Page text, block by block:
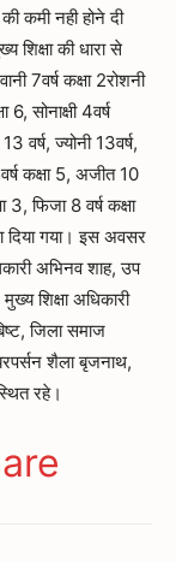
कमी नही होने दी
की धारा से
7वर्ष कक्षा 2रोशनी
सोनाक्षी 4वर्ष
वर्ष, ज्योनी 13वर्ष,
कक्षा 5, अजीत 10
3, फिजा 8 वर्ष कक्षा
दिया गया। इस अवसर
अभिनव शाह, उप
शिक्षा अधिकारी
जिला समाज
शैला बृजनाथ,
रहे।